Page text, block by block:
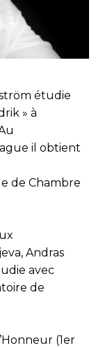
étudie
» à
il obtient
de Chambre
Andras
avec
de
(1er